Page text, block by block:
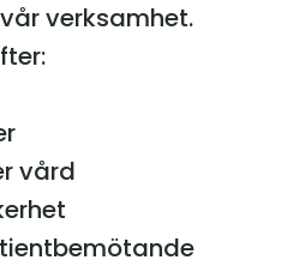
verksamhet.
vård